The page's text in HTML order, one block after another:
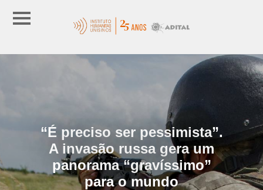
“É preciso ser pessimista”.
A invasão russa gera um
panorama “gravíssimo”
para o mundo